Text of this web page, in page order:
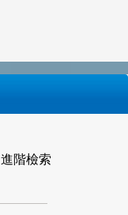
進階檢索